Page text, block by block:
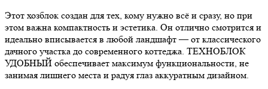
Этот хозблок создан для тех, кому нужно всё и сразу, но при
этом важна компактность и эстетика. Он отлично смотрится и
идеально вписывается в любой ландшафт — от классического
дачного участка до современного коттеджа. ТЕХНОБЛОК
УДОБНЫЙ обеспечивает максимум функциональности, не
занимая лишнего места и радуя глаз аккуратным дизайном.